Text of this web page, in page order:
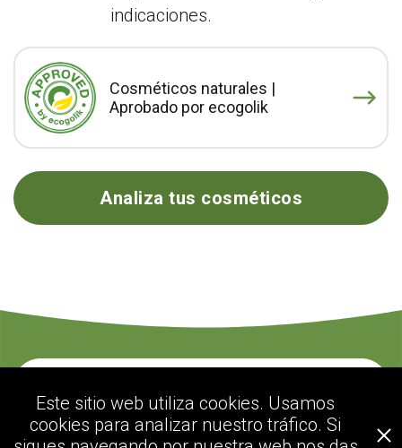
indicaciones.
Cosméticos naturales |
Aprobado por ecogolik
Analiza tus cosméticos
Este sitio web utiliza cookies. Usamos
cookies para analizar nuestro tráfico. Si